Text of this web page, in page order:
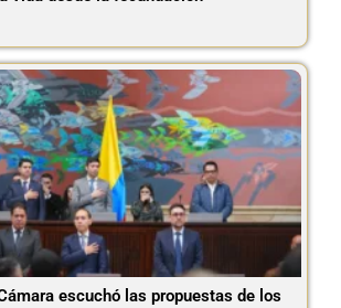
escuchó las propuestas de los